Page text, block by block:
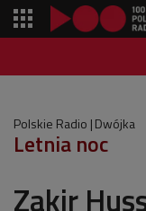
Polskie Radio Dwójka
Letnia noc
Zakir